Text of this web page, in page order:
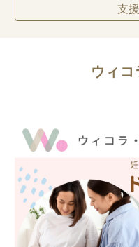
支
ウィ